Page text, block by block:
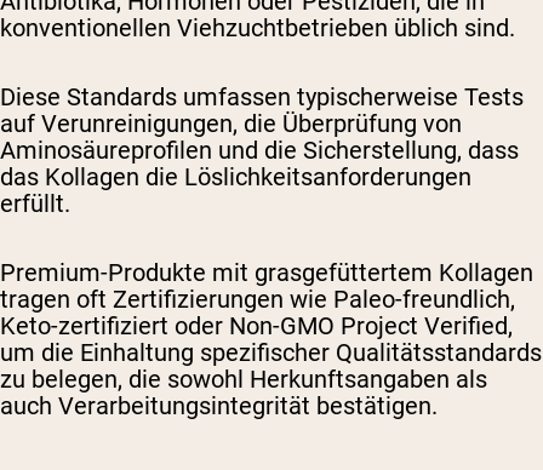
konventionellen Viehzuchtbetrieben üblich sind.
Diese Standards umfassen typischerweise Tests
auf Verunreinigungen, die Überprüfung von
Aminosäureprofilen und die Sicherstellung, dass
das Kollagen die Löslichkeitsanforderungen
erfüllt.
Premium-Produkte mit grasgefüttertem Kollagen
tragen oft Zertifizierungen wie Paleo-freundlich,
Keto-zertifiziert oder Non-GMO Project Verified,
um die Einhaltung spezifischer Qualitätsstandards
zu belegen, die sowohl Herkunftsangaben als
auch Verarbeitungsintegrität bestätigen.